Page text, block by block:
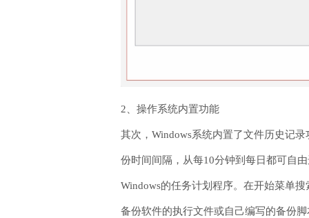
2、操作系统内置功能
其次，Windows系统内置了文件历史记
份时间间隔，从每10分钟到每日都可自
Windows的任务计划程序。在开始菜单
备份软件的执行文件或自己编写的备份